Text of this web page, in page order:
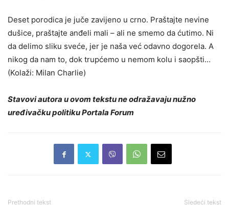
Deset porodica je juče zavijeno u crno. Praštajte nevine
dušice, praštajte anđeli mali – ali ne smemo da ćutimo. Ni
da delimo sliku sveće, jer je naša već odavno dogorela. A
nikog da nam to, dok trupćemo u nemom kolu i saopšti…
(Kolaži: Milan Charlie)
Stavovi autora u ovom tekstu ne odražavaju nužno
uređivačku politiku Portala Forum
Prethodni tekst Sledeći tekst